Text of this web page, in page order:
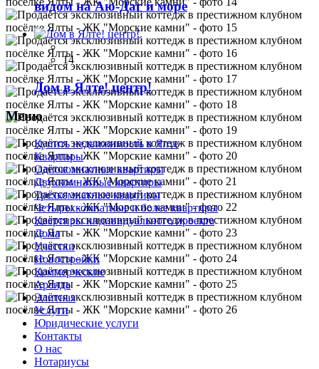
видом на Аю-Даг и море
14
Дом в Ялте! центр!
Меню
Купить недвижимость в Ялте
Квартиры
Однокомнатные квартиры
Двухкомнатные квартиры
Трехкомнатные квартиры
Четырехкомнатные и более квартиры
Квартиры индивидуального проекта
Дома
Участки
Новостройки
Коммерческие
Аренда
Элитная
Услуги
Юридические услуги
Контакты
О нас
Нотариусы